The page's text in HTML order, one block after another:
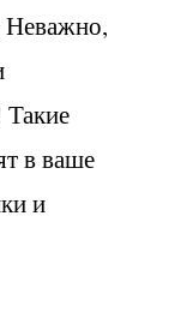
Неважно,
в ваше
и